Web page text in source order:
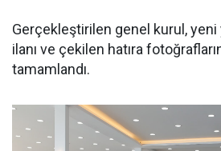
Gerçekleştirilen genel kurul,
ilanı ve çekilen hatıra
tamamlandı.